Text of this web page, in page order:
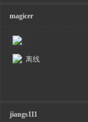
magicer
离线
jiangs111